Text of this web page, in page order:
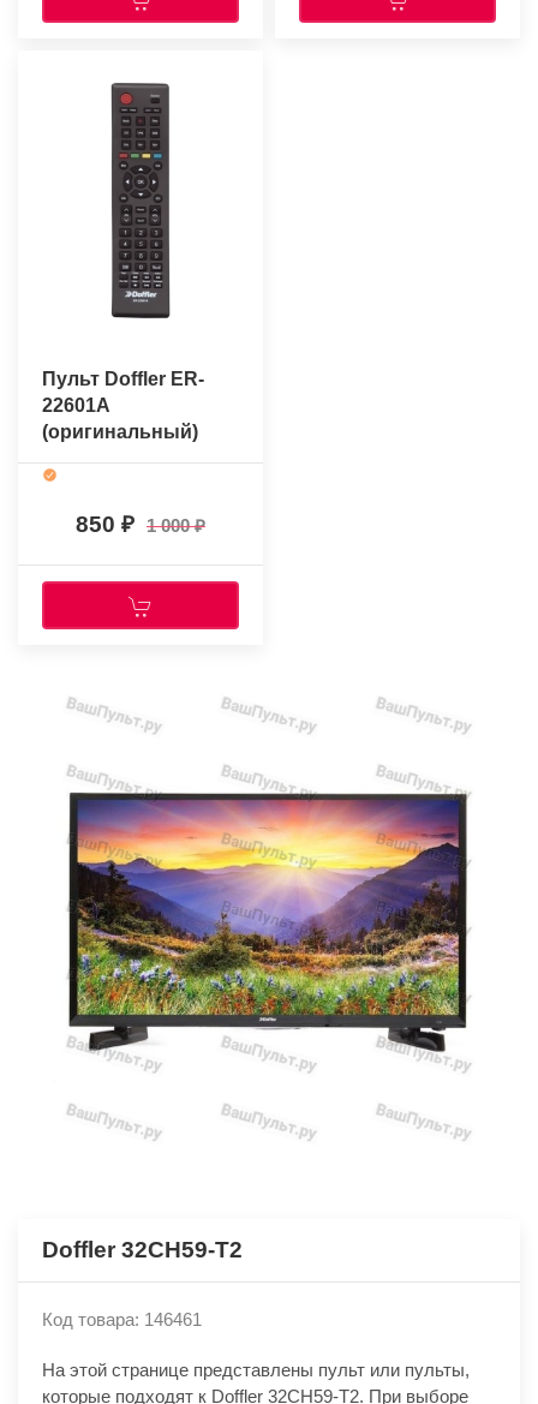
Пульт Doffler ER-
22601A
(оригинальный)
850 1 000
Doffler 32CH59-T2
Код товара: 146461
На этой странице представлены пульт или пульты,
которые подходят к Doffler 32CH59-T2. При выборе